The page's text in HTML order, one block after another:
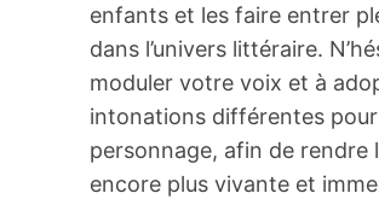
enfants et les faire entrer
dans l’univers littéraire.
moduler votre voix et à
intonations différentes
personnage, afin de rendre
encore plus vivante et